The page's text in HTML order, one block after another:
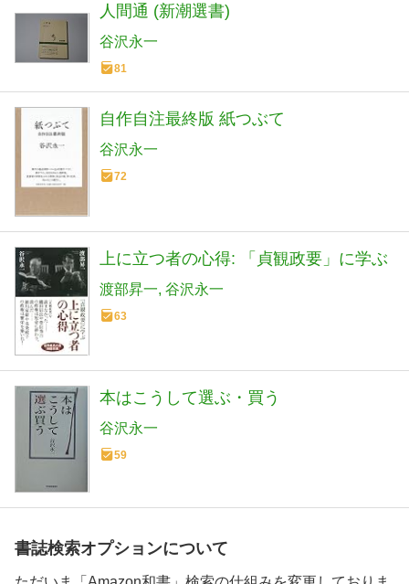
人間通 (新潮選書)
谷沢永一
81
自作自注最終版 紙つぶて
谷沢永一
72
上に立つ者の心得: 「貞観政要」に学ぶ
渡部昇一 谷沢永一
63
本はこうして選ぶ・買う
谷沢永一
59
書誌検索オプションについて